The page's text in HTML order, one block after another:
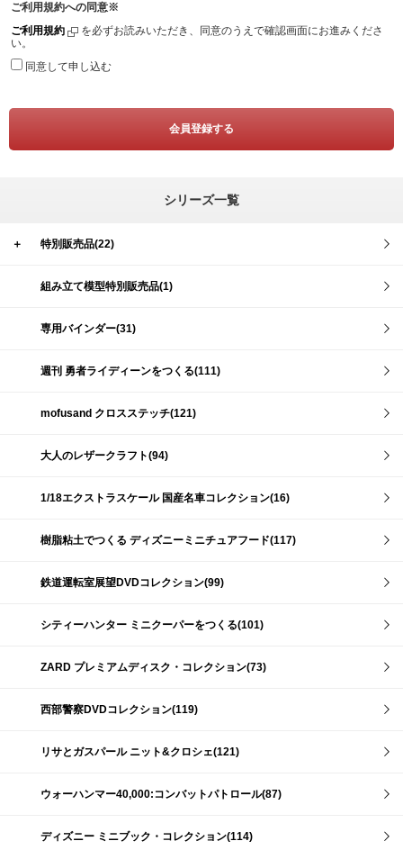
ご利用規約への同意※
ご利用規約
を必ずお読みいただき、同意のうえで確認画面にお進みくださ
い。
同意して申し込む
シリーズ一覧
＋ 特別販売品(22)
組み立て模型特別販売品(1)
専用バインダー(31)
週刊 勇者ライディーンをつくる(111)
mofusand クロスステッチ(121)
大人のレザークラフト(94)
1/18エクストラスケール 国産名車コレクション(16)
樹脂粘土でつくる ディズニーミニチュアフード(117)
鉄道運転室展望DVDコレクション(99)
シティーハンター ミニクーパーをつくる(101)
ZARD プレミアムディスク・コレクション(73)
西部警察DVDコレクション(119)
リサとガスパール ニット&クロシェ(121)
ウォーハンマー40,000:コンバットパトロール(87)
ディズニー ミニブック・コレクション(114)